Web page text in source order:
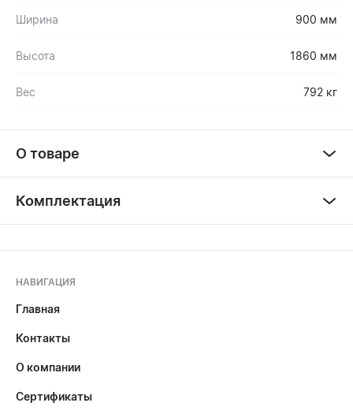
Ширина 900 мм
Высота 1860 мм
Вес 792 кг
О товаре
Комплектация
НАВИГАЦИЯ
Главная
Контакты
О компании
Сертификаты